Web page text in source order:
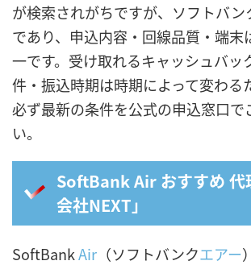
が検索されがちですが、ソフトバ
であり、申込内容・回線品質・端末
一です。受け取れるキャッシュバッ
件・振込時期は時期によって変わる
必ず最新の条件を公式の申込窓口で
い。
SoftBank Air おすすめ 代
会社NEXT」
SoftBankAir （ソフトバンクエアー